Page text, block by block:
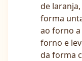
de
forma
ao forno a
forno e
da forma